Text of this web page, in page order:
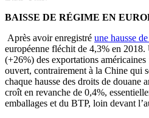
BAISSE DE RÉGIME EN
Après avoir enregistré une hausse
européenne fléchit de 4,3% en 2018.
(+26%) des exportations américaines
ouvert, contrairement à la Chine qui
chaque hausse des droits de douane
croît en revanche de 0,4%,
emballages et du BTP, loin devant